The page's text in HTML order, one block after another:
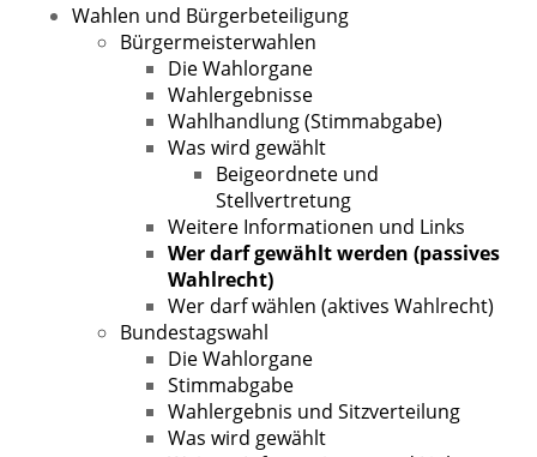
Wahlen und Bürgerbeteiligung
Bürgermeisterwahlen
Die Wahlorgane
Wahlergebnisse
Wahlhandlung (Stimmabgabe)
Was wird gewählt
Beigeordnete und
Stellvertretung
Weitere Informationen und Links
Wer darf gewählt werden (passives
Wahlrecht)
Wer darf wählen (aktives Wahlrecht)
Bundestagswahl
Die Wahlorgane
Stimmabgabe
Wahlergebnis und Sitzverteilung
Was wird gewählt